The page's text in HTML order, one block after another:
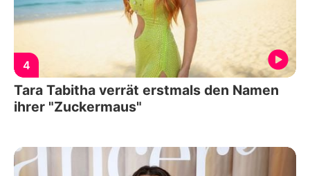
4
Tara Tabitha verrät erstmals den Namen
ihrer "Zuckermaus"